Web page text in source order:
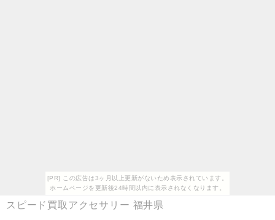
[PR] この広告は3ヶ月以上更新がないため表示されています。
ホームページを更新後24時間以内に表示されなくなります。
スピード買取アクセサリー 福井県